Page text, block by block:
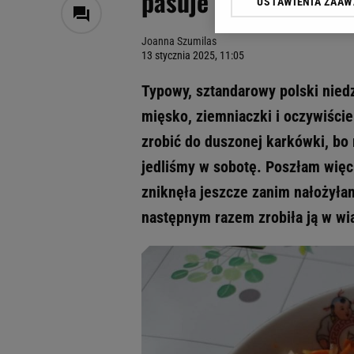
Joanna Szumilas
13 stycznia 2025, 11:05
Typowy, sztandarowy polski
mięsko, ziemniaczki i
zrobić do duszonej karkówki, bo
jedliśmy w sobotę. Poszłam
zniknęła jeszcze zanim
następnym razem zrobiła ją w
Klikając „Akceptuję”
odnośnik „Ustawienia
My, nasi Zaufani
Użycie dokładnych
Przechowywanie
badnie odbiorców i